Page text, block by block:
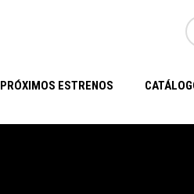
PRÓXIMOS ESTRENOS